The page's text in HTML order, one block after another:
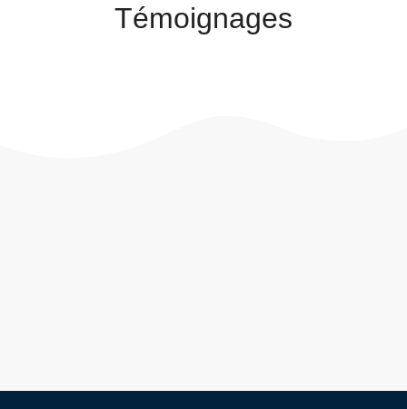
Témoignages